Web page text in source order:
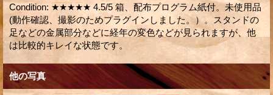
Condition: ★★★★★ 4.5/5 箱、配布プログラム紙付。未使用品
(動作確認、撮影のためプラグインしました。）。スタンドの
足などの金属部分などに経年の変色などが見られますが、他
は比較的キレイな状態です。
他の写真